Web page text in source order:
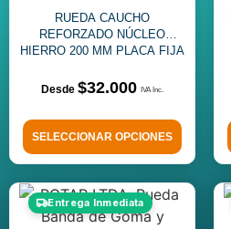
RUEDA CAUCHO
REFORZADO NÚCLEO
HIERRO 200 MM PLACA FIJA
$32.000
SELECCIONAR OPCIONES
Entrega Inmediata